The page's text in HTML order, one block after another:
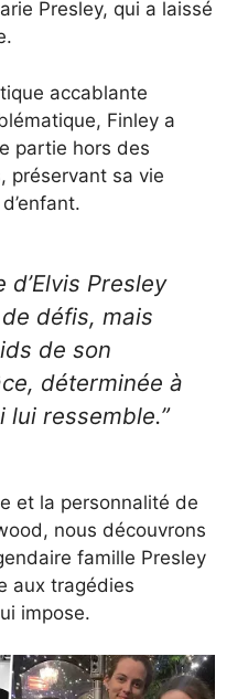
Presley, qui a laissé
accablante
Finley a
partie hors des
préservant sa vie
Presley
défis, mais
de son
déterminée à
lui ressemble.”
et la personnalité de
nous découvrons
famille Presley
aux tragédies
impose.